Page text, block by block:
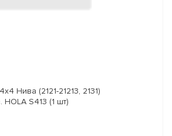
Нива (2121-21213, 2131)
S413 (1 шт)